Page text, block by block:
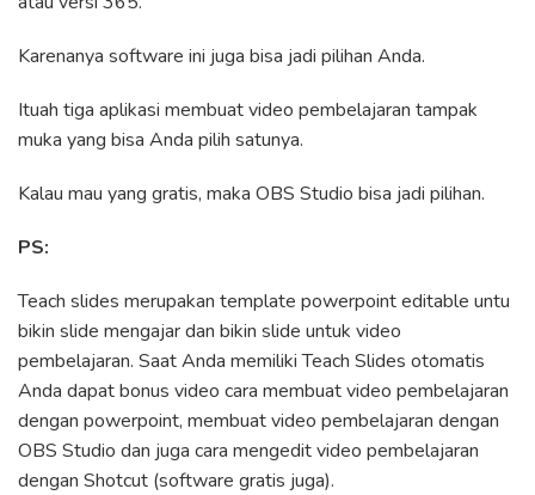
Karenanya software ini juga bisa jadi pilihan Anda.
Ituah tiga aplikasi membuat video pembelajaran tampak
muka yang bisa Anda pilih satunya.
Kalau mau yang gratis, maka OBS Studio bisa jadi pilihan.
PS:
Teach slides merupakan template powerpoint editable untu
bikin slide mengajar dan bikin slide untuk video
pembelajaran. Saat Anda memiliki Teach Slides otomatis
Anda dapat bonus video cara membuat video pembelajaran
dengan powerpoint, membuat video pembelajaran dengan
OBS Studio dan juga cara mengedit video pembelajaran
dengan Shotcut (software gratis juga).